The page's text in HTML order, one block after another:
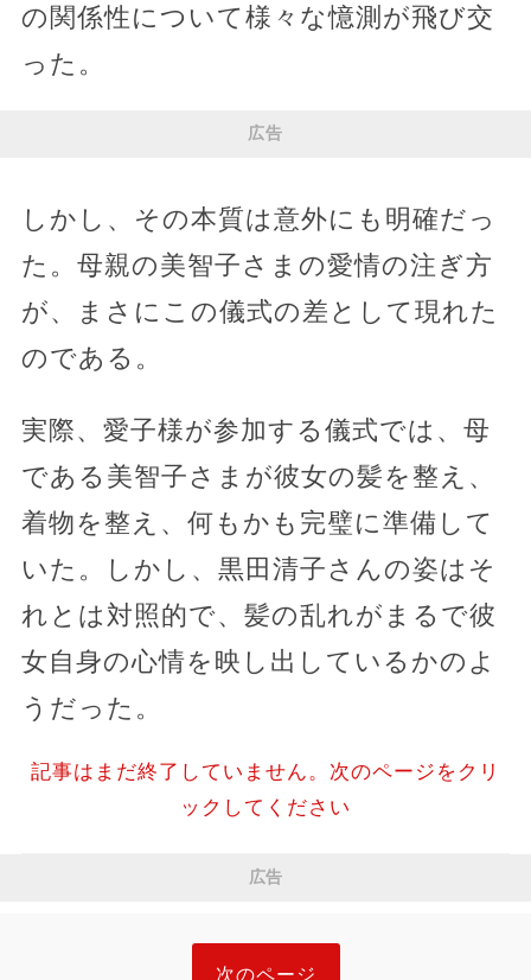
の関係性について様々な憶測が飛び交
った。
広告
しかし、その本質は意外にも明確だっ
た。母親の美智子さまの愛情の注ぎ方
が、まさにこの儀式の差として現れた
のである。
実際、愛子様が参加する儀式では、母
である美智子さまが彼女の髪を整え、
着物を整え、何もかも完璧に準備して
いた。しかし、黒田清子さんの姿はそ
れとは対照的で、髪の乱れがまるで彼
女自身の心情を映し出しているかのよ
うだった。
記事はまだ終了していません。次のページをクリ
ックしてください
広告
次のページ